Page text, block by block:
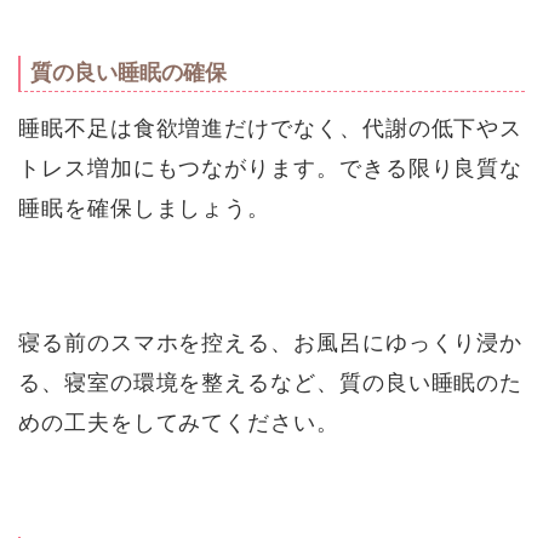
質の良い睡眠の確保
睡眠不足は食欲増進だけでなく、代謝の低下やス
トレス増加にもつながります。できる限り良質な
睡眠を確保しましょう。
寝る前のスマホを控える、お風呂にゆっくり浸か
る、寝室の環境を整えるなど、質の良い睡眠のた
めの工夫をしてみてください。